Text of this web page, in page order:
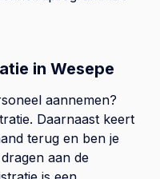
in Wesepe
aannemen?
Daarnaast keert
terug en ben je
aan de